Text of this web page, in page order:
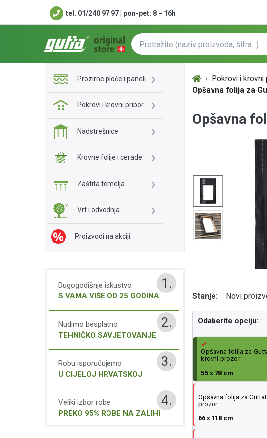
tel. 01/240 97 97 | pon-pet: 8 – 16h
Prozirne ploče i paneli
Pokrovi i krovni pribor
Nadstrešnice
Krovne folije i cerade
Zaštita temelja
Vrt i odvodnja
Proizvodi na akciji
1.
Dugogodišnje iskustvo
S VAMA VIŠE OD 25 GODINA
2.
Nudimo besplatno
TEHNIČKO SAVJETOVANJE
3.
Robu isporučujemo
U CIJELOJ HRVATSKOJ
4.
Veliki izbor robe
PREKO 95% ROBE NA ZALIHI
Pokrovi i krovni
Opšavna folija za
Opšavna
Stanje: Novi
Odaberite opciju:
Opšavna folija za
krovni prozor
55 x 78 cm
Opšavna folija za
prozor
66 x 118 cm